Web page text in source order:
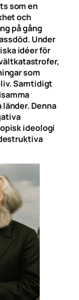
som en
och
på gång
Under
idéer för
som
Samtidigt
Denna
ideologi